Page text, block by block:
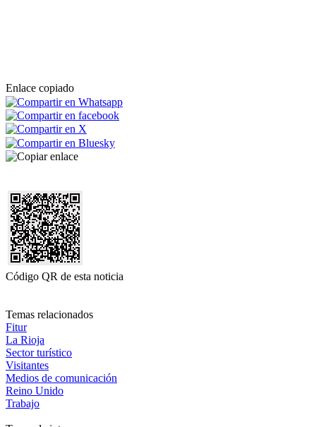
Enlace copiado
Código QR de esta noticia
Temas relacionados
Fitur
La Rioja
Sector turístico
Visitantes
Medios de comunicación
Reino Unido
Trabajo